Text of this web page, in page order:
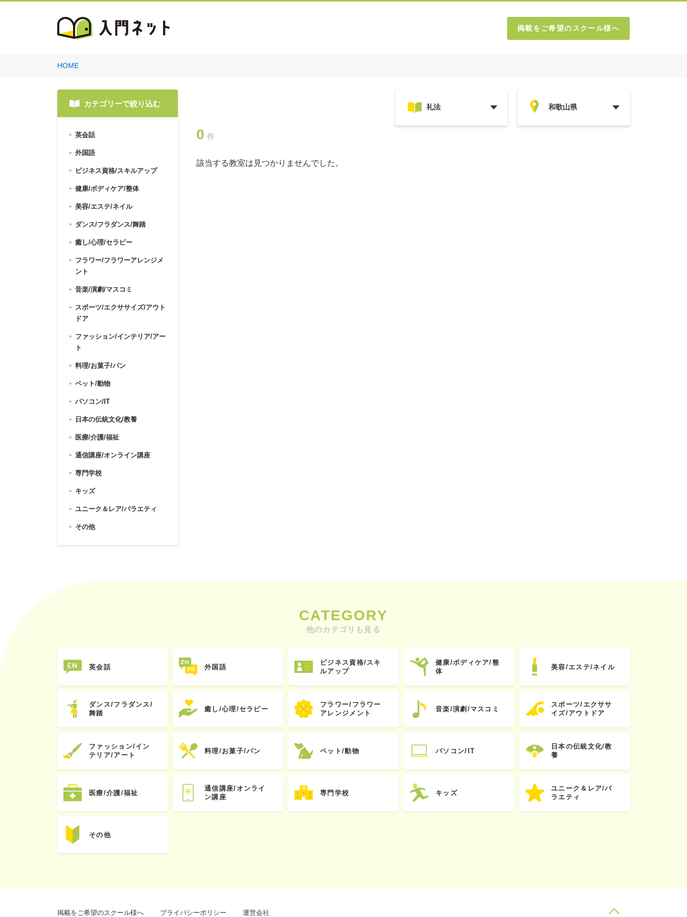
掲載をご希望のスクール様へ
HOME
カテゴリーで絞り込む
英会話
外国語
ビジネス資格/スキルアップ
健康/ボディケア/整体
美容/エステ/ネイル
ダンス/フラダンス/舞踏
癒し/心理/セラピー
フラワー/フラワーアレンジメ
ント
音楽/演劇/マスコミ
スポーツ/エクササイズ/アウト
ドア
ファッション/インテリア/アー
ト
料理/お菓子/パン
ペット/動物
パソコン/IT
日本の伝統文化/教養
医療/介護/福祉
通信講座/オンライン講座
専門学校
キッズ
ユニーク＆レア/バラエティ
その他
0 件
該当する教室は見つかりませんでした。
CATEGORY
他のカテゴリも見る
英会話 外国語
ビジネス資格/スキ
ルアップ
健康/ボディケア/整
体
美容/エステ/ネイル
ダンス/フラダンス/
舞踏
癒し/心理/セラピー
フラワー/フラワー
アレンジメント
音楽/演劇/マスコミ
スポーツ/エクササ
イズ/アウトドア
ファッション/イン
テリア/アート
料理/お菓子/パン ペット/動物 パソコン/IT
日本の伝統文化/教
養
医療/介護/福祉
通信講座/オンライ
ン講座
専門学校 キッズ
ユニーク＆レア/バ
ラエティ
その他
掲載をご希望のスクール様へ プライバシーポリシー 運営会社